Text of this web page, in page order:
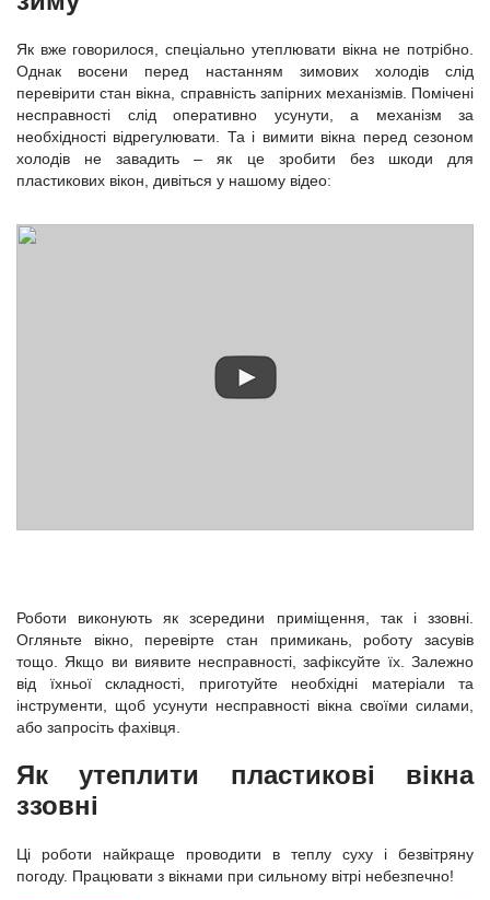
Як вже говорилося, спеціально утеплювати вікна не потрібно.
Однак восени перед настанням зимових холодів слід
перевірити стан вікна, справність запірних механізмів. Помічені
несправності слід оперативно усунути, а механізм за
необхідності відрегулювати. Та і вимити вікна перед сезоном
холодів не завадить – як це зробити без шкоди для
пластикових вікон, дивіться у нашому відео:
Роботи виконують як зсередини приміщення, так і ззовні.
Огляньте вікно, перевірте стан примикань, роботу засувів
тощо. Якщо ви виявите несправності, зафіксуйте їх. Залежно
від їхньої складності, приготуйте необхідні матеріали та
інструменти, щоб усунути несправності вікна своїми силами,
або запросіть фахівця.
Як утеплити пластикові вікна
ззовні
Ці роботи найкраще проводити в теплу суху і безвітряну
погоду. Працювати з вікнами при сильному вітрі небезпечно!